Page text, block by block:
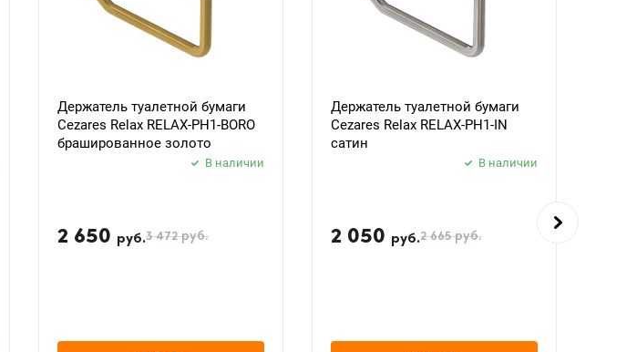
Держатель туалетной бумаги
Cezares Relax RELAX-PH1-BORO
брашированное золото
В наличии
2 650 руб.3 472руб.
Держатель туалетной бумаги
Cezares Relax RELAX-PH1-IN
сатин
В наличии
2 050 руб.2 665руб.